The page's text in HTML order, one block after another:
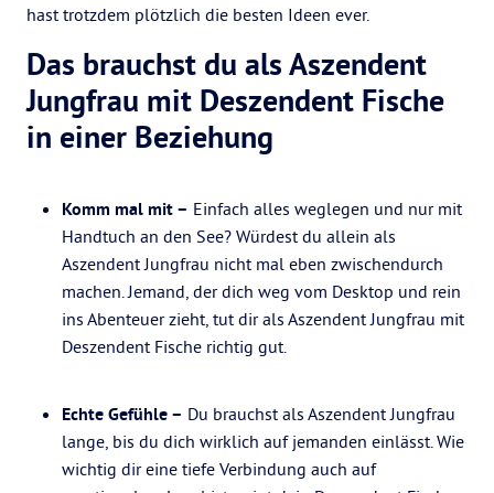
hast trotzdem plötzlich die besten Ideen ever.
Das brauchst du als Aszendent
Jungfrau mit Deszendent Fische
in einer Beziehung
Komm mal mit – Einfach alles weglegen und nur mit
Handtuch an den See? Würdest du allein als
Aszendent Jungfrau nicht mal eben zwischendurch
machen. Jemand, der dich weg vom Desktop und rein
ins Abenteuer zieht, tut dir als Aszendent Jungfrau mit
Deszendent Fische richtig gut.
Echte Gefühle – Du brauchst als Aszendent Jungfrau
lange, bis du dich wirklich auf jemanden einlässt. Wie
wichtig dir eine tiefe Verbindung auch auf